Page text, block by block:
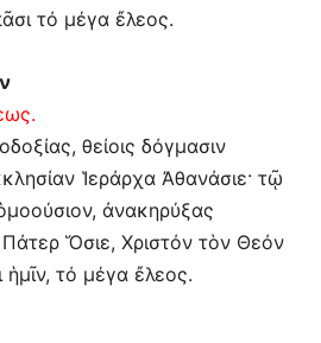
τό μέγα ἔλεος.
θείοις δόγμασιν
Ἱεράρχα Ἀθανάσιε· τῷ
ἀνακηρύξας
Ὅσιε, Χριστόν τὸν Θεόν
τό μέγα ἔλεος.